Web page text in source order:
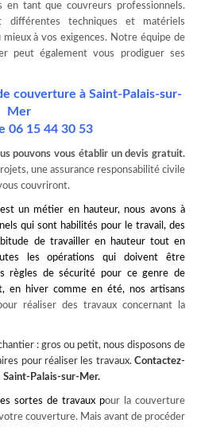
en tant que couvreurs professionnels.
différentes techniques et matériels
à vos exigences. Notre équipe de
peut également vous prodiguer ses
couverture à Saint-Palais-sur-
Mer
06 15 44 30 53
pouvons vous établir un devis gratuit.
une assurance responsabilité civile
couvriront.
un métier en hauteur, nous avons à
qui sont habilités pour le travail, des
de travailler en hauteur tout en
les opérations qui doivent être
règles de sécurité pour ce genre de
en hiver comme en été, nos artisans
réaliser des travaux concernant la
: gros ou petit, nous disposons de
pour réaliser les travaux. Contactez-
Palais-sur-Mer.
sortes de travaux pour la couverture
couverture. Mais avant de procéder